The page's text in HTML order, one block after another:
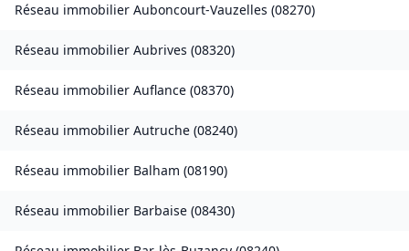
Réseau immobilier Auboncourt-Vauzelles (08270)
Réseau immobilier Aubrives (08320)
Réseau immobilier Auflance (08370)
Réseau immobilier Autruche (08240)
Réseau immobilier Balham (08190)
Réseau immobilier Barbaise (08430)